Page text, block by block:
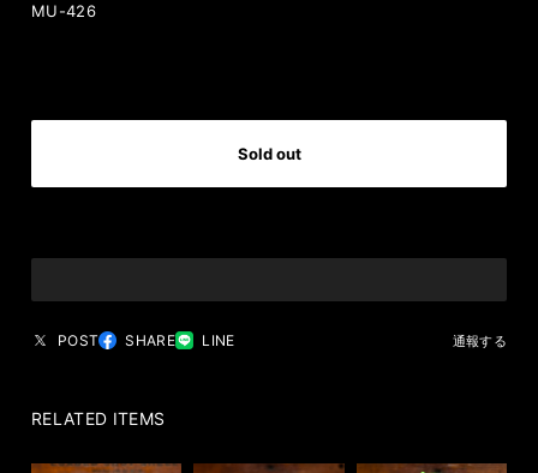
MU-426
Sold out
POST SHARE LINE 通報する
RELATED ITEMS